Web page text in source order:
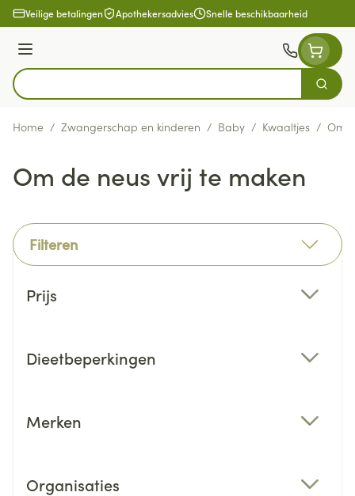
Ga naar de inhoud
Veilige betalingen Apothekersadvies Snelle beschikbaarheid
Menu
Product, merk, categorie...
Zoek
Home / Zwangerschap en kinderen / Baby / Kwaaltjes / Om
Om de neus vrij te maken
Filteren
Prijs
Dieetbeperkingen
Merken
Organisaties